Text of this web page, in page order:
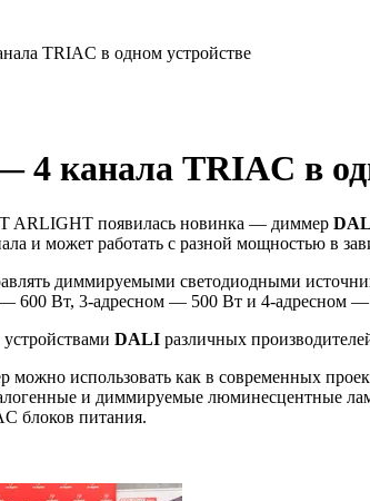
TRIAC в одном устройстве
4 канала TRIAC в
ARLIGHT появилась новинка — диммер
и может работать с разной мощностью в
диммируемыми светодиодными
Вт, 3-адресном — 500 Вт и 4-адресном —
DALI различных
можно использовать как в современных
и диммируемые люминесцентные
блоков питания.